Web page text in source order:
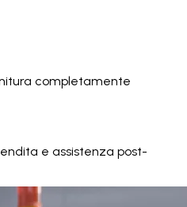
completamente
e assistenza post-